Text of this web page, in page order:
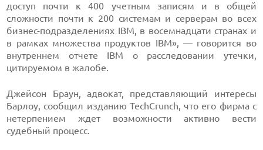
доступ почти к 400 учетным записям и в общей
сложности почти к 200 системам и серверам во всех
бизнес-подразделениях IBM, в восемнадцати странах и
в рамках множества продуктов IBM», — говорится во
внутреннем отчете IBM о расследовании утечки,
цитируемом в жалобе.
Джейсон Браун, адвокат, представляющий интересы
Барлоу, сообщил изданию TechCrunch, что его фирма с
нетерпением ждет возможности активно вести
судебный процесс.